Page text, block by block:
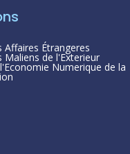
Affaires Étrangeres
Maliens de l'Exterieur
Numerique de la